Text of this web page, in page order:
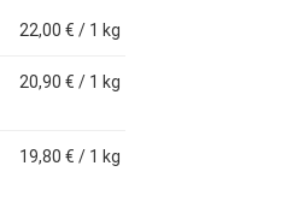
22,00 € / 1 kg
20,90 € / 1 kg
19,80 € / 1 kg